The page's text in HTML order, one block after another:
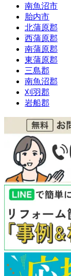
南魚沼市
胎内市
北蒲原郡
西蒲原郡
南蒲原郡
東蒲原郡
三島郡
南魚沼郡
刈羽郡
岩船郡